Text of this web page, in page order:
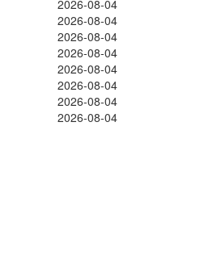
2026-08-04
2026-08-04
2026-08-04
2026-08-04
2026-08-04
2026-08-04
2026-08-04
2026-08-04